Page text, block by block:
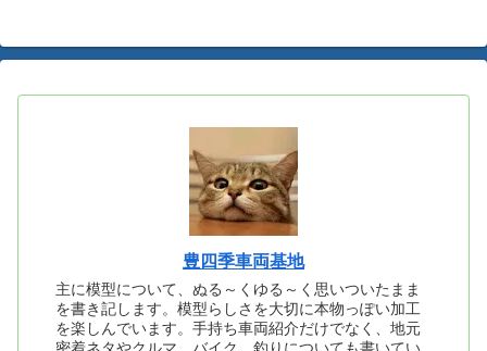
豊四季車両基地
主に模型について、ぬる～くゆる～く思いついたまま
を書き記します。模型らしさを大切に本物っぽい加工
を楽しんでいます。手持ち車両紹介だけでなく、地元